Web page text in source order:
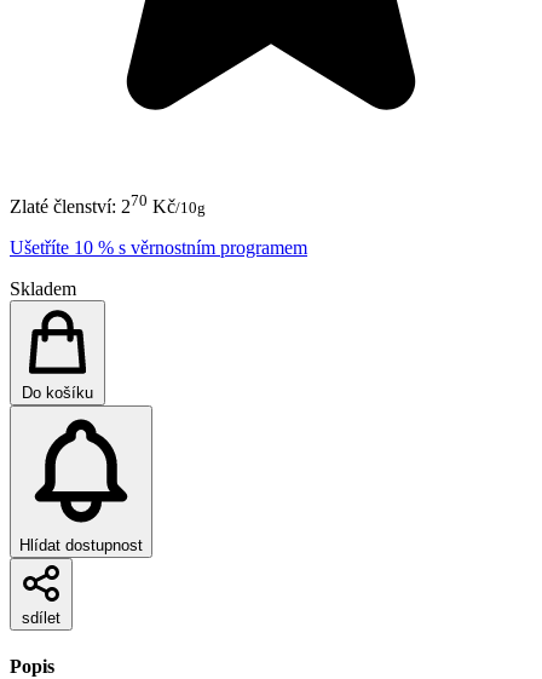
Zlaté členství: 270 Kč/10g
Ušetříte 10 % s věrnostním programem
Skladem
Do košíku
Hlídat dostupnost
sdílet
Popis